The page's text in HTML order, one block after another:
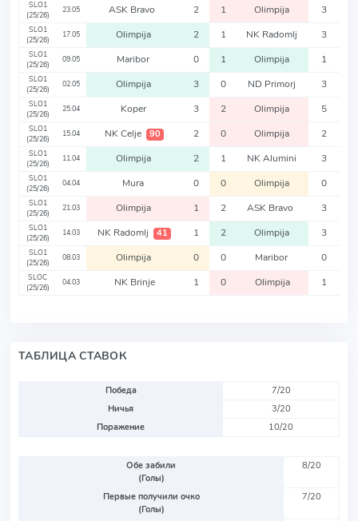
SLO1
(25/26)
23.05 ASK Bravo 2 1 Olimpija 3
SLO1
(25/26)
17.05 Olimpija 2 1 NK Radomlj 3
SLO1
(25/26)
09.05 Maribor 0 1 Olimpija 1
SLO1
(25/26)
02.05 Olimpija 3 0 ND Primorj 3
SLO1
(25/26)
25.04 Koper 3 2 Olimpija 5
SLO1
(25/26)
15.04 NK Celje 90 2 0 Olimpija 2
SLO1
(25/26)
11.04 Olimpija 2 1 NK Alumini 3
SLO1
(25/26)
04.04 Mura 0 0 Olimpija 0
SLO1
(25/26)
21.03 Olimpija 1 2 ASK Bravo 3
SLO1
(25/26)
14.03 NK Radomlj 41 1 2 Olimpija 3
SLO1
(25/26)
08.03 Olimpija 0 0 Maribor 0
SLOC
(25/26)
04.03 NK Brinje 1 0 Olimpija 1
ТАБЛИЦА СТАВОК
Победа
7/20
Ничья
3/20
Поражение
10/20
Обе забили
(Голы)
8/20
Первые получили очко
(Голы)
7/20